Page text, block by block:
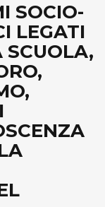
SOCIO-
LEGATI